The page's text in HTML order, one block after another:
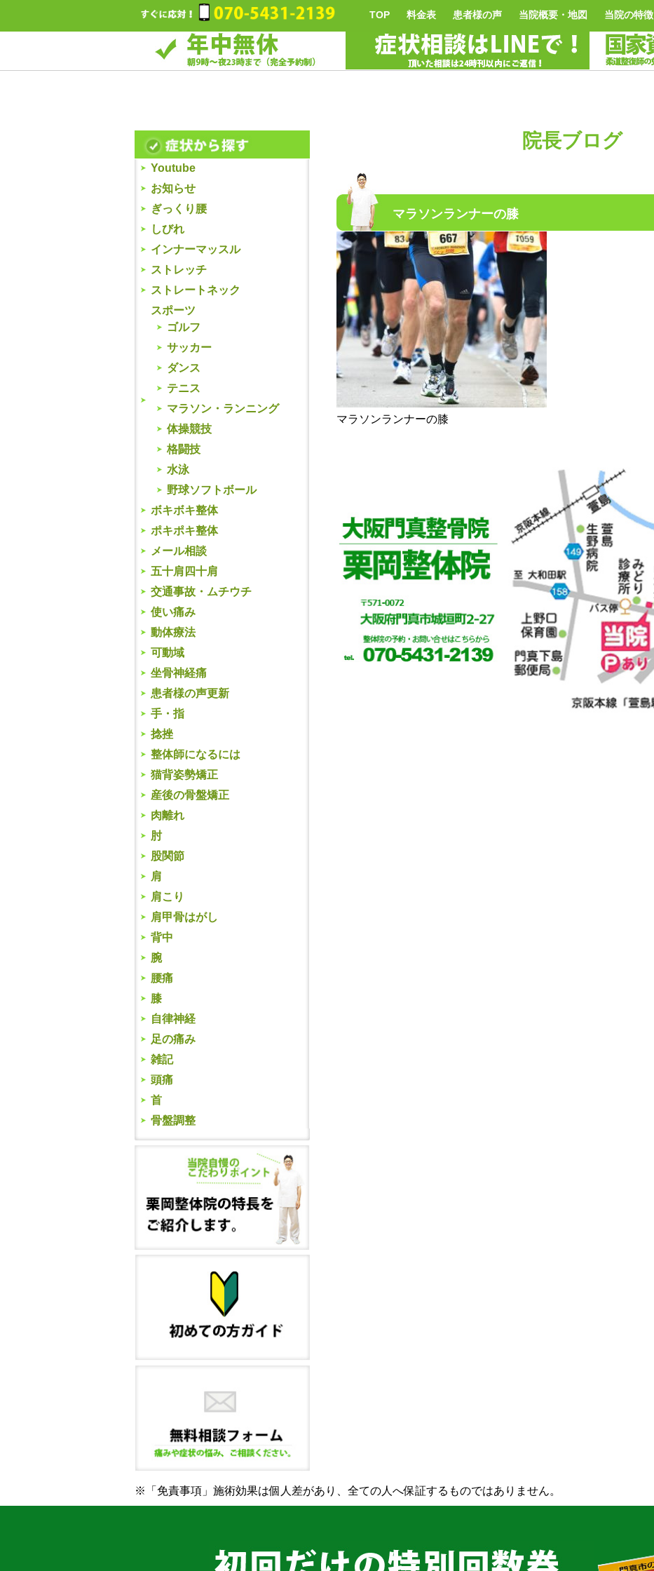
TOP 料金表 患者様の声 当院概要・地図 当院の特徴
Youtube
お知らせ
ぎっくり腰
しびれ
インナーマッスル
ストレッチ
ストレートネック
スポーツ
ゴルフ
サッカー
ダンス
テニス
マラソン・ランニング
体操競技
格闘技
水泳
野球ソフトボール
ボキボキ整体
ポキポキ整体
メール相談
五十肩四十肩
交通事故・ムチウチ
使い痛み
動体療法
可動域
坐骨神経痛
患者様の声更新
手・指
捻挫
整体師になるには
猫背姿勢矯正
産後の骨盤矯正
肉離れ
肘
股関節
肩
肩こり
肩甲骨はがし
背中
腕
腰痛
膝
自律神経
足の痛み
雑記
頭痛
首
骨盤調整
院長ブログ
マラソンランナーの膝
マラソンランナーの膝
※「免責事項」施術効果は個人差があり、全ての人へ保証するものではありません。